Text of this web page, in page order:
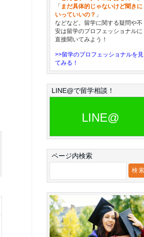
「 まだ具体的じゃないけど聞きに
いっていいの？ 」
などなど。留学に関する疑問や不
安は留学のプロフェッショナルに
直接聞いてみよう！
>>留学のプロフェッショナルを見
てみる！
LINE@で留学相談！
LINE@
ページ内検索